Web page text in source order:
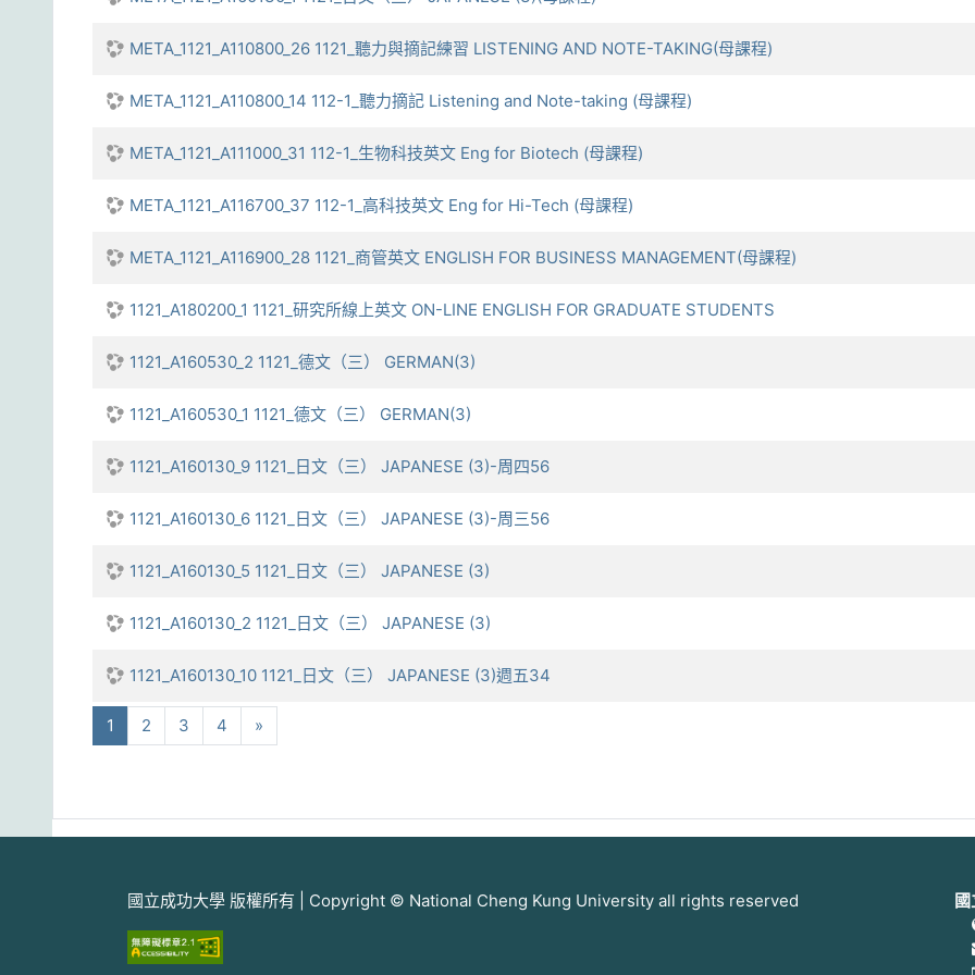
META_1121_A110800_26 1121_聽力與摘記練習 LISTENING AND NOTE-TAKING(母課程)
META_1121_A110800_14 112-1_聽力摘記 Listening and Note-taking (母課程)
META_1121_A111000_31 112-1_生物科技英文 Eng for Biotech (母課程)
META_1121_A116700_37 112-1_高科技英文 Eng for Hi-Tech (母課程)
META_1121_A116900_28 1121_商管英文 ENGLISH FOR BUSINESS MANAGEMENT(母課程)
1121_A180200_1 1121_研究所線上英文 ON-LINE ENGLISH FOR GRADUATE STUDENTS
1121_A160530_2 1121_德文（三） GERMAN(3)
1121_A160530_1 1121_德文（三） GERMAN(3)
1121_A160130_9 1121_日文（三） JAPANESE (3)-周四56
1121_A160130_6 1121_日文（三） JAPANESE (3)-周三56
1121_A160130_5 1121_日文（三） JAPANESE (3)
1121_A160130_2 1121_日文（三） JAPANESE (3)
1121_A160130_10 1121_日文（三） JAPANESE (3)週五34
1 (current)
2 3 4 »
國立成功大學 版權所有 | Copyright © National Cheng Kung University all rights reserved